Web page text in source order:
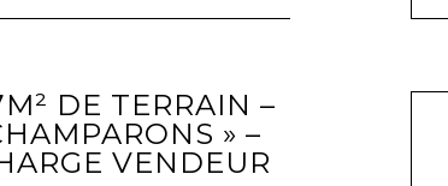
DE TERRAIN –
» –
VENDEUR